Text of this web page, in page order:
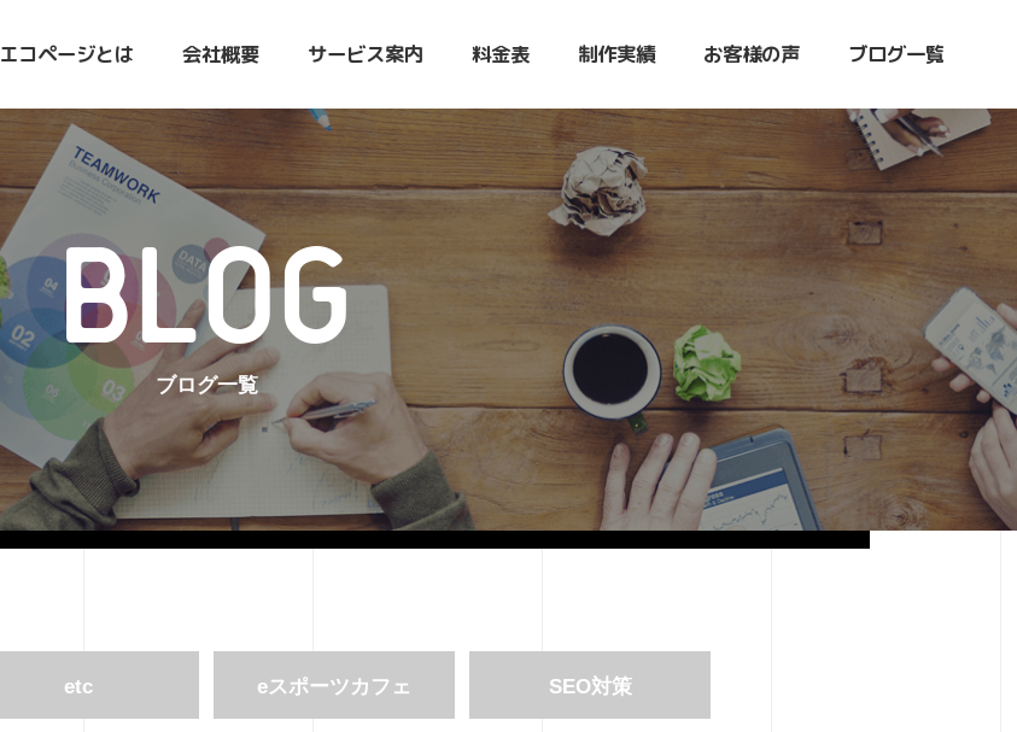
エコページとは 会社概要 サービス案内 料金表 制作実績 お客様の声 ブログ一覧
BLOG
ブログ一覧
etc eスポーツカフェ SEO対策